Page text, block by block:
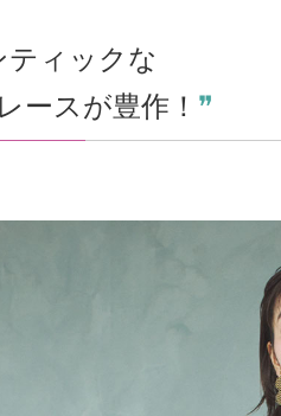
ィックな
ースが豊作！ ❞